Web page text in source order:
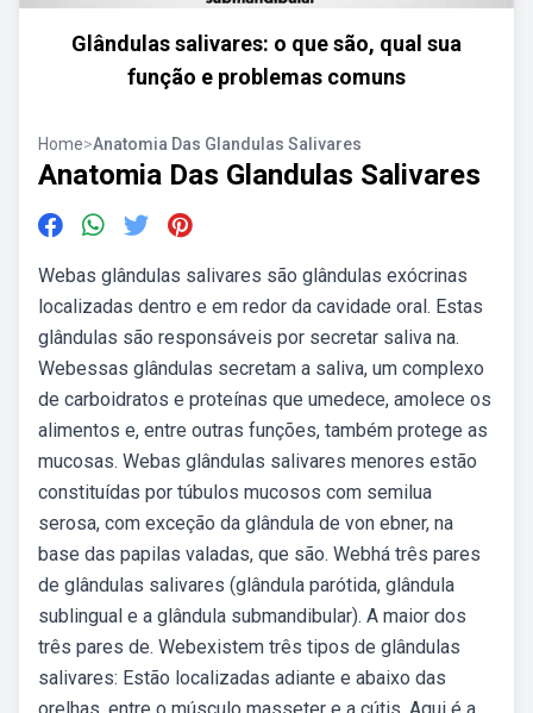
Glândulas salivares: o que são, qual sua
função e problemas comuns
Home>Anatomia Das Glandulas Salivares
Anatomia Das Glandulas Salivares
Webas glândulas salivares são glândulas exócrinas
localizadas dentro e em redor da cavidade oral. Estas
glândulas são responsáveis por secretar saliva na.
Webessas glândulas secretam a saliva, um complexo
de carboidratos e proteínas que umedece, amolece os
alimentos e, entre outras funções, também protege as
mucosas. Webas glândulas salivares menores estão
constituídas por túbulos mucosos com semilua
serosa, com exceção da glândula de von ebner, na
base das papilas valadas, que são. Webhá três pares
de glândulas salivares (glândula parótida, glândula
sublingual e a glândula submandibular). A maior dos
três pares de. Webexistem três tipos de glândulas
salivares: Estão localizadas adiante e abaixo das